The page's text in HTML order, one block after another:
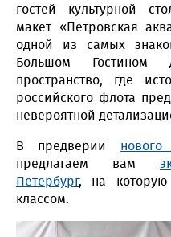
гостей культурной
макет «Петровская
одной из самых
Большом Гостином
пространство, где
российского флота
невероятной
В предверии
предлагаем вам
Петербург, на которую
классом.